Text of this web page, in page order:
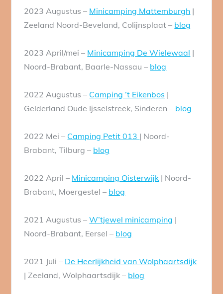
2023 Augustus – Minicamping Mattemburgh |
Zeeland Noord-Beveland, Colijnsplaat – blog
2023 April/mei – Minicamping De Wielewaal |
Noord-Brabant, Baarle-Nassau – blog
2022 Augustus – Camping ’t Eikenbos |
Gelderland Oude Ijsselstreek, Sinderen – blog
2022 Mei – Camping Petit 013 | Noord-
Brabant, Tilburg – blog
2022 April – Minicamping Oisterwijk | Noord-
Brabant, Moergestel – blog
2021 Augustus –W’tjewel minicamping |
Noord-Brabant, Eersel – blog
2021 Juli – De Heerlijkheid van Wolphaartsdijk
| Zeeland, Wolphaartsdijk – blog